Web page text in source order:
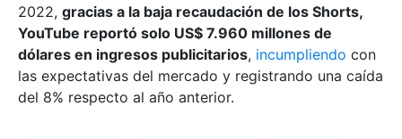
2022, gracias a la baja recaudación de los Shorts,
YouTube reportó solo US$ 7.960 millones de
dólares en ingresos publicitarios, incumpliendo con
las expectativas del mercado y registrando una caída
del 8% respecto al año anterior.